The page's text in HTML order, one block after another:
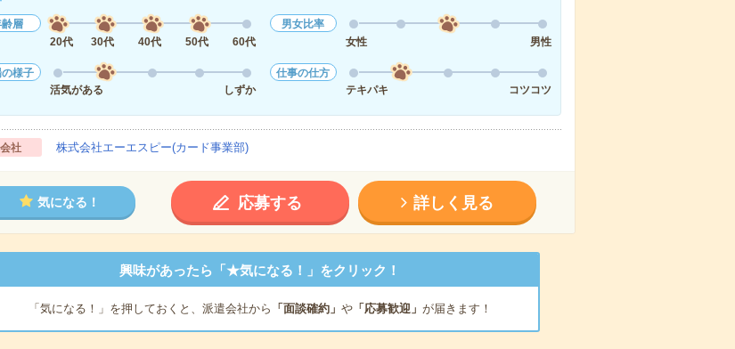
層
20代
30代 40代 50代 60代
男女比率
女性
男性
様子
活気がある
しずか
仕事の仕方
テキパキ
コツコツ
社 株式会社エーエスピー(カード事業部)
気になる！ 応募する 詳しく見る
興味があったら「★気になる！」をクリック！
「気になる！」を押しておくと、派遣会社から 「面談確約」 や「応募歓迎」 が届きます！